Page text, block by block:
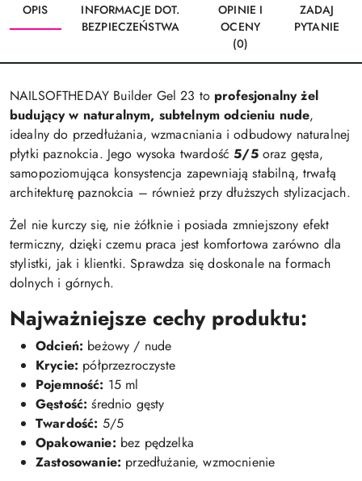
OPIS
INFORMACJE DOT.
BEZPIECZEŃSTWA
OPINIE I
OCENY
(0)
ZADAJ
PYTANIE
NAILSOFTHEDAY Builder Gel 23 to profesjonalny żel
budujący w naturalnym, subtelnym odcieniu nude,
idealny do przedłużania, wzmacniania i odbudowy naturalnej
płytki paznokcia. Jego wysoka twardość5/5oraz gęsta,
samopoziomująca konsystencja zapewniają stabilną, trwałą
architekturę paznokcia – również przy dłuższych stylizacjach.
Żel nie kurczy się, nie żółknie i posiada zmniejszony efekt
termiczny, dzięki czemu praca jest komfortowa zarówno dla
stylistki, jak i klientki. Sprawdza się doskonale na formach
dolnych i górnych.
Najważniejsze cechy produktu:
Odcień: beżowy / nude
Krycie: półprzezroczyste
Pojemność: 15 ml
Gęstość: średnio gęsty
Twardość: 5/5
Opakowanie: bez pędzelka
Zastosowanie: przedłużanie, wzmocnienie